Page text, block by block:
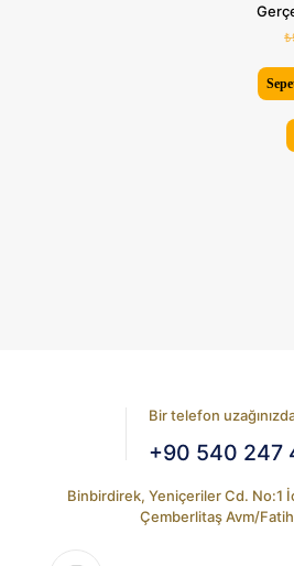
₺
Bir telefon
+90 540 247
Binbirdirek, Yeniçeriler Cd. No:1
Çemberlitaş Avm/